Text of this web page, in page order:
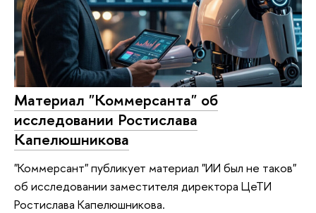
Материал "Коммерсанта" об
исследовании Ростислава
Капелюшникова
"Коммерсант" публикует материал "ИИ был не таков"
об исследовании заместителя директора ЦеТИ
Ростислава Капелюшникова.